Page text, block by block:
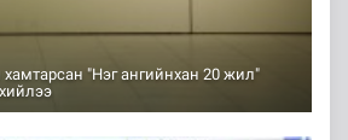
хамтарсан "Нэг ангийнхан 20 жил"